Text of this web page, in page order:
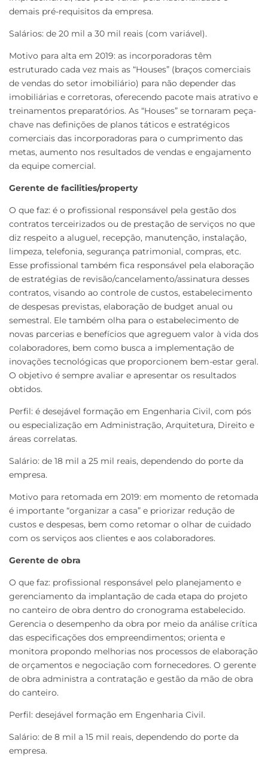
demais pré-requisitos da empresa.
Salários: de 20 mil a 30 mil reais (com variável).
Motivo para alta em 2019: as incorporadoras têm
estruturado cada vez mais as “Houses” (braços comerciais
de vendas do setor imobiliário) para não depender das
imobiliárias e corretoras, oferecendo pacote mais atrativo e
treinamentos preparatórios. As “Houses” se tornaram peça-
chave nas definições de planos táticos e estratégicos
comerciais das incorporadoras para o cumprimento das
metas, aumento nos resultados de vendas e engajamento
da equipe comercial.
Gerente de facilities/property
O que faz: é o profissional responsável pela gestão dos
contratos terceirizados ou de prestação de serviços no que
diz respeito a aluguel, recepção, manutenção, instalação,
limpeza, telefonia, segurança patrimonial, compras, etc.
Esse profissional também fica responsável pela elaboração
de estratégias de revisão/cancelamento/assinatura desses
contratos, visando ao controle de custos, estabelecimento
de despesas previstas, elaboração de budget anual ou
semestral. Ele também olha para o estabelecimento de
novas parcerias e benefícios que agreguem valor à vida dos
colaboradores, bem como busca a implementação de
inovações tecnológicas que proporcionem bem-estar geral.
O objetivo é sempre avaliar e apresentar os resultados
obtidos.
Perfil: é desejável formação em Engenharia Civil, com pós
ou especialização em Administração, Arquitetura, Direito e
áreas correlatas.
Salário: de 18 mil a 25 mil reais, dependendo do porte da
empresa.
Motivo para retomada em 2019: em momento de retomada
é importante “organizar a casa” e priorizar redução de
custos e despesas, bem como retomar o olhar de cuidado
com os serviços aos clientes e aos colaboradores.
Gerente de obra
O que faz: profissional responsável pelo planejamento e
gerenciamento da implantação de cada etapa do projeto
no canteiro de obra dentro do cronograma estabelecido.
Gerencia o desempenho da obra por meio da análise crítica
das especificações dos empreendimentos; orienta e
monitora propondo melhorias nos processos de elaboração
de orçamentos e negociação com fornecedores. O gerente
de obra administra a contratação e gestão da mão de obra
do canteiro.
Perfil: desejável formação em Engenharia Civil.
Salário: de 8 mil a 15 mil reais, dependendo do porte da
empresa.